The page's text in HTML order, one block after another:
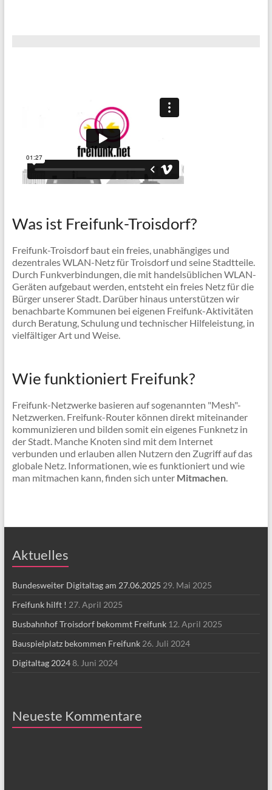
Was ist Freifunk-Troisdorf?
Freifunk-Troisdorf baut ein freies, unabhängiges und
dezentrales WLAN-Netz für Troisdorf und seine Stadtteile.
Durch Funkverbindungen, die mit handelsüblichen WLAN-
Geräten aufgebaut werden, entsteht ein freies Netz für die
Bürger unserer Stadt. Darüber hinaus unterstützen wir
benachbarte Kommunen bei eigenen Freifunk-Aktivitäten
durch Beratung, Schulung und technischer Hilfeleistung, in
vielfältiger Art und Weise.
Wie funktioniert Freifunk?
Freifunk-Netzwerke basieren auf sogenannten "Mesh"-
Netzwerken. Freifunk-Router können direkt miteinander
kommunizieren und bilden somit ein eigenes Funknetz in
der Stadt. Manche Knoten sind mit dem Internet
verbunden und erlauben allen Nutzern den Zugriff auf das
globale Netz. Informationen, wie es funktioniert und wie
man mitmachen kann, finden sich unter Mitmachen.
Aktuelles
Bundesweiter Digitaltag am 27.06.2025 29. Mai 2025
Freifunk hilft ! 27. April 2025
Busbahnhof Troisdorf bekommt Freifunk 12. April 2025
Bauspielplatz bekommen Freifunk 26. Juli 2024
Digitaltag 20248. Juni 2024
Neueste Kommentare